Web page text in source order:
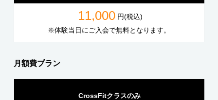
11,000 円(税込)
※体験当日にご入会で無料となります。
月額費プラン
CrossFitクラスのみ